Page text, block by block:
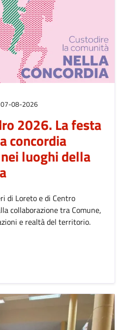
07-08-2026
2026. La festa
concordia
luoghi della
di Loreto e di Centro
collaborazione tra Comune,
e realtà del territorio.
2026. LA FESTA NEI